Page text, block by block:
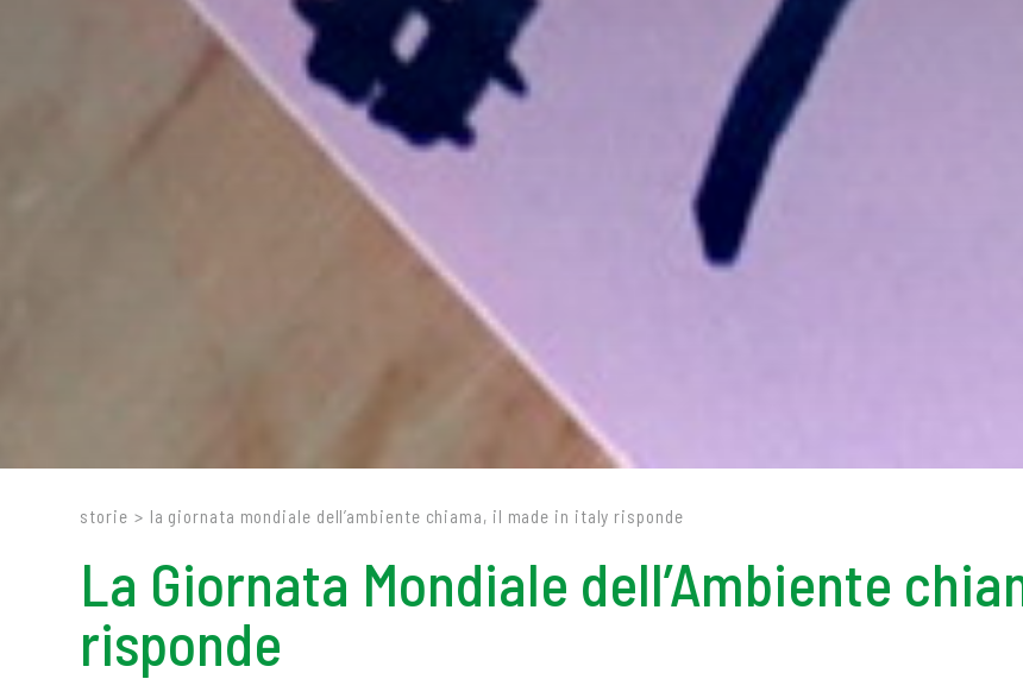
storie > la giornata mondiale dell’ambiente chiama, il made in italy risponde
La Giornata Mondiale dell’Ambiente
risponde